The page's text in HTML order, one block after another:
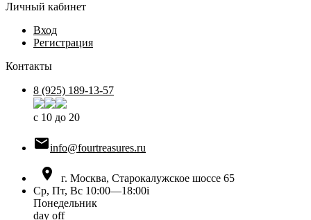
Личный кабинет
Вход
Регистрация
Контакты
8 (925) 189-13-57
с 10 до 20
info@fourtreasures.ru

г. Москва, Старокалужское шоссе 65
Ср, Пт, Вс 10:00—18:00i
Понедельник
day off